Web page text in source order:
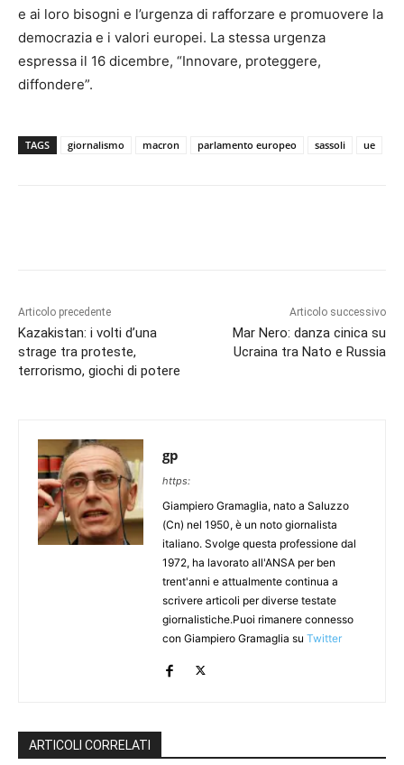
e ai loro bisogni e l’urgenza di rafforzare e promuovere la
democrazia e i valori europei. La stessa urgenza
espressa il 16 dicembre, “Innovare, proteggere,
diffondere”.
TAGS giornalismo macron parlamento europeo sassoli ue
Articolo precedente
Kazakistan: i volti d’una
strage tra proteste,
terrorismo, giochi di potere
Articolo successivo
Mar Nero: danza cinica su
Ucraina tra Nato e Russia
gp
https:
Giampiero Gramaglia, nato a Saluzzo
(Cn) nel 1950, è un noto giornalista
italiano. Svolge questa professione dal
1972, ha lavorato all'ANSA per ben
trent'anni e attualmente continua a
scrivere articoli per diverse testate
giornalistiche.Puoi rimanere connesso
con Giampiero Gramaglia su Twitter
ARTICOLI CORRELATI